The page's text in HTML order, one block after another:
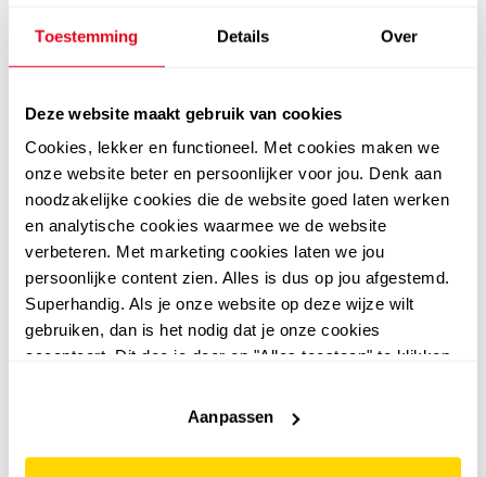
Toestemming Details Over
Deze website maakt gebruik van cookies
Cookies, lekker en functioneel. Met cookies maken we
onze website beter en persoonlijker voor jou. Denk aan
noodzakelijke cookies die de website goed laten werken
en analytische cookies waarmee we de website
verbeteren. Met marketing cookies laten we jou
persoonlijke content zien. Alles is dus op jou afgestemd.
Superhandig. Als je onze website op deze wijze wilt
gebruiken, dan is het nodig dat je onze cookies
accepteert. Dit doe je door op "Alles toestaan" te klikken.
website niet optimaal functioneert.
Aanpassen